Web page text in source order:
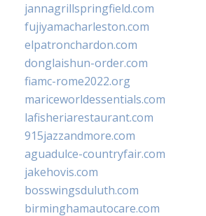
jannagrillspringfield.com
fujiyamacharleston.com
elpatronchardon.com
donglaishun-order.com
fiamc-rome2022.org
mariceworldessentials.com
lafisheriarestaurant.com
915jazzandmore.com
aguadulce-countryfair.com
jakehovis.com
bosswingsduluth.com
birminghamautocare.com